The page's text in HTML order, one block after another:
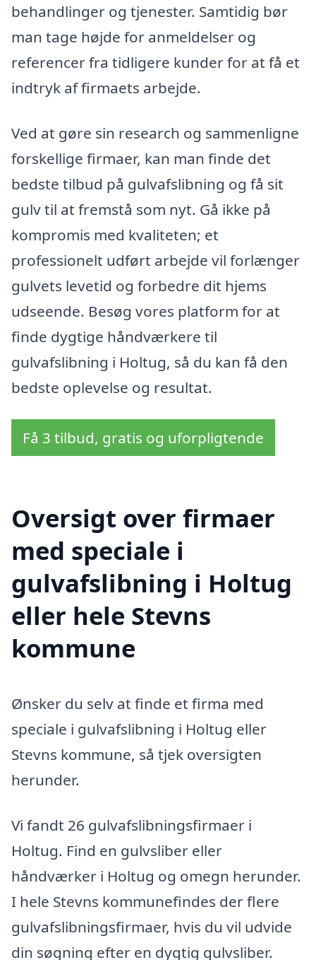
behandlinger og tjenester. Samtidig bør
man tage højde for anmeldelser og
referencer fra tidligere kunder for at få et
indtryk af firmaets arbejde.
Ved at gøre sin research og sammenligne
forskellige firmaer, kan man finde det
bedste tilbud på gulvafslibning og få sit
gulv til at fremstå som nyt. Gå ikke på
kompromis med kvaliteten; et
professionelt udført arbejde vil forlænger
gulvets levetid og forbedre dit hjems
udseende. Besøg vores platform for at
finde dygtige håndværkere til
gulvafslibning i Holtug, så du kan få den
bedste oplevelse og resultat.
Få 3 tilbud, gratis og uforpligtende
Oversigt over firmaer
med speciale i
gulvafslibning i Holtug
eller hele Stevns
kommune
Ønsker du selv at finde et firma med
speciale i gulvafslibning i Holtug eller
Stevns kommune, så tjek oversigten
herunder.
Vi fandt 26 gulvafslibningsfirmaer i
Holtug. Find en gulvsliber eller
håndværker i Holtug og omegn herunder.
I hele Stevns kommunefindes der flere
gulvafslibningsfirmaer, hvis du vil udvide
din søgning efter en dygtig gulvsliber.